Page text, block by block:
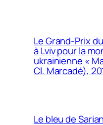
Le Grand-Prix
à Lviv pour la
ukrainienne «
Cl. Marcadé),
Le bleu de